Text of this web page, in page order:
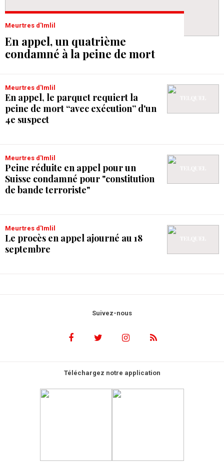
Meurtres d'Imlil
En appel, un quatrième
condamné à la peine de mort
Meurtres d'Imlil
En appel, le parquet requiert la
peine de mort “avec exécution” d'un
4e suspect
Meurtres d'Imlil
Peine réduite en appel pour un
Suisse condamné pour "constitution
de bande terroriste"
Meurtres d'Imlil
Le procès en appel ajourné au 18
septembre
Suivez-nous
Téléchargez notre application